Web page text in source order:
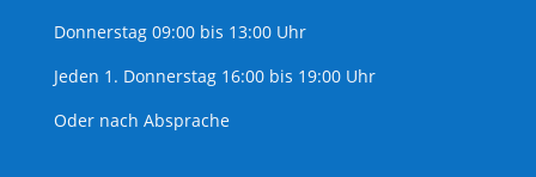
Donnerstag 09:00 bis 13:00 Uhr
Jeden 1. Donnerstag 16:00 bis 19:00 Uhr
Oder nach Absprache